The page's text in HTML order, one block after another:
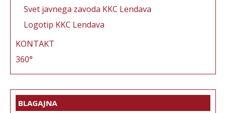
Svet javnega zavoda KKC Lendava
Logotip KKC Lendava
KONTAKT
360°
BLAGAJNA